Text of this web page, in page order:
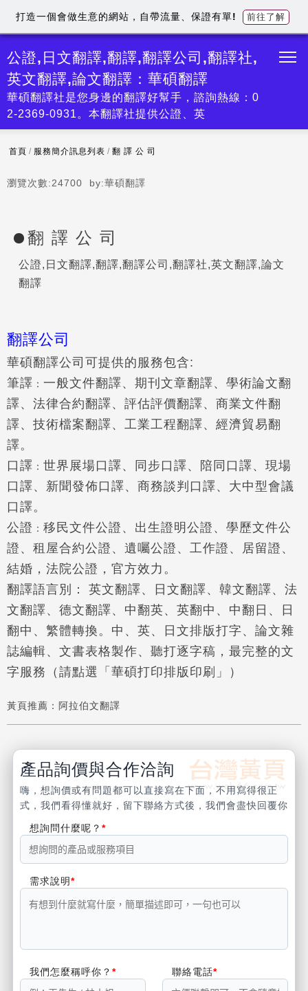
公證,日文翻譯,翻譯,翻譯公司,翻譯社,
英文翻譯,論文翻譯：華碩翻譯
華碩翻譯社是您身邊的翻譯好幫手，諮詢熱線：0
2-2369-0931。本翻譯社提供公證、英
首頁 / 服務簡介訊息列表 / 翻 譯 公 司
瀏覽次數:24700 by:華碩翻譯
翻 譯 公 司
公證,日文翻譯,翻譯,翻譯公司,翻譯社,英文翻譯,論文
翻譯
翻譯公司
華碩翻譯公司 可提供的服務包含:
筆譯 ： 一般文件翻譯、期刊文章翻譯、學術論文翻
譯、法律合約翻譯、評估評價翻譯、商業文件翻
譯、技術檔案翻譯、工業工程翻譯、經濟貿易翻
譯。
口譯 ： 世界展場口譯、同步口譯、陪同口譯、現場
口譯、新聞發佈口譯、商務談判口譯、 大中型會議
口譯。
公證 ： 移民文件公證、出生證明公證、學歷文件公
證、租屋合約公證、遺囑公證、工作證 、居留證、
結婚，法院公證，官方效力。
翻譯語言別：
英文翻譯、日文翻譯、韓文翻譯、法
文翻譯、德文翻譯、中翻英、英翻中、中翻日 、日
翻中、繁體轉換。 中、英、日文排版打字、論文雜
誌編輯、文書表格製作、聽打逐字稿，最完整的文
字服務（請點選「華碩打印排版印刷 」）
黃頁推薦： 阿拉伯文翻譯
產品詢價與合作洽詢
嗨，想詢價或有問題都可以直接寫在下面，不用寫得很正
式，我們看得懂就好，留下聯絡方式後，我們會盡快回覆你
想詢問什麼呢？
需求說明
我們怎麼稱呼你？ 聯絡電話
打造一個會做生意的網站，自帶流量、保證有單! 前往了解